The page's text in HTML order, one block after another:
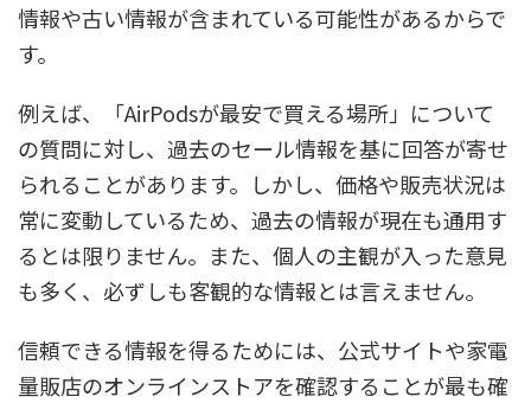
情報や古い情報が含まれている可能性があるからで
す。
例えば、「AirPodsが最安で買える場所」について
の質問に対し、過去のセール情報を基に回答が寄せ
られることがあります。しかし、価格や販売状況は
常に変動しているため、過去の情報が現在も通用す
るとは限りません。また、個人の主観が入った意見
も多く、必ずしも客観的な情報とは言えません。
信頼できる情報を得るためには、公式サイトや家電
量販店のオンラインストアを確認することが最も確